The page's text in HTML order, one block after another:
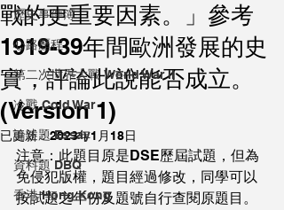
歷史事件簿
心路歷程
第二次世界大戰 World War II
冷戰 Cold War
論述題 Essay
資料題 DBQ
香港 Hong Kong
戰的更重要因素。」參考
1919-39年間歐洲發展的史
實，評論此說能否成立。
(Version 1)
已更新：2023年1月18日
注意：此題目原是DSE歷屆試題，但為
免侵犯版權，題目經過修改，同學可以
按試題之年份及題號自行查閱原題目。